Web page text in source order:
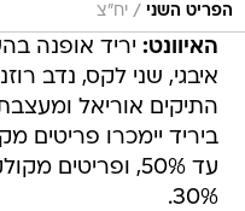
הפריט השני / יח"צ
האיוונט: יריד אופנה
איבגי, שני לקס, נדב
התיקים אוריאל
ביריד יימכרו פריטים
עד 50%,
30%.